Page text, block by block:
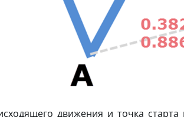
движения и точка